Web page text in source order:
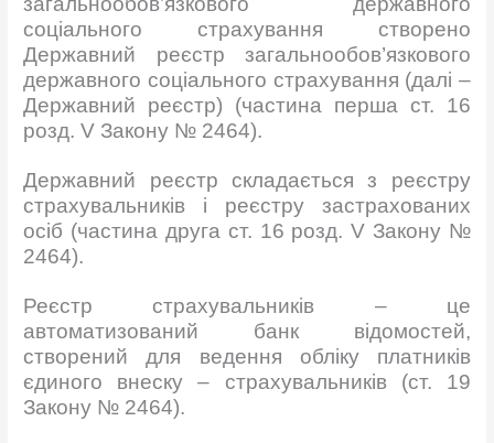
соціального страхування створено
Державний реєстр загальнообов’язкового
державного соціального страхування (далі –
Державний реєстр) (частина перша ст. 16
розд. V Закону № 2464).
Державний реєстр складається з реєстру
страхувальників і реєстру застрахованих
осіб (частина друга ст. 16 розд. V Закону №
2464).
Реєстр страхувальників – це
автоматизований банк відомостей,
створений для ведення обліку платників
єдиного внеску – страхувальників (ст. 19
Закону № 2464).